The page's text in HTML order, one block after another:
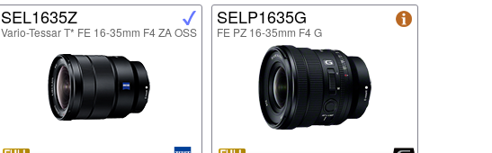
SEL1635Z
Vario-Tessar T* FE 16-35mm F4 ZA OSS
SELP1635G
FE PZ 16-35mm F4 G